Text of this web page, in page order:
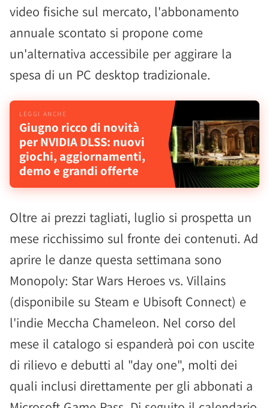
video fisiche sul mercato, l'abbonamento
annuale scontato si propone come
un'alternativa accessibile per aggirare la
spesa di un PC desktop tradizionale.
Giugno ricco di novità
per NVIDIA DLSS: nuovi
giochi, aggiornamenti,
demo e grandi offerte
Oltre ai prezzi tagliati, luglio si prospetta un
mese ricchissimo sul fronte dei contenuti. Ad
aprire le danze questa settimana sono
Monopoly: Star Wars Heroes vs. Villains
(disponibile su Steam e Ubisoft Connect) e
l'indie Meccha Chameleon. Nel corso del
mese il catalogo si espanderà poi con uscite
di rilievo e debutti al "day one", molti dei
quali inclusi direttamente per gli abbonati a